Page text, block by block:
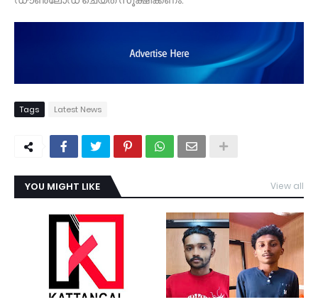
Tags Latest News
YOU MIGHT LIKE View all